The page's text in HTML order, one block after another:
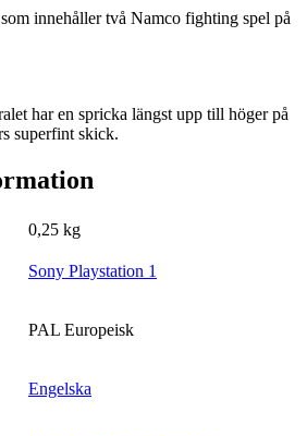
innehåller två Namco fighting spel på
har en spricka längst upp till höger på
superfint skick.
0,25 kg
Sony Playstation 1
PAL Europeisk
Engelska